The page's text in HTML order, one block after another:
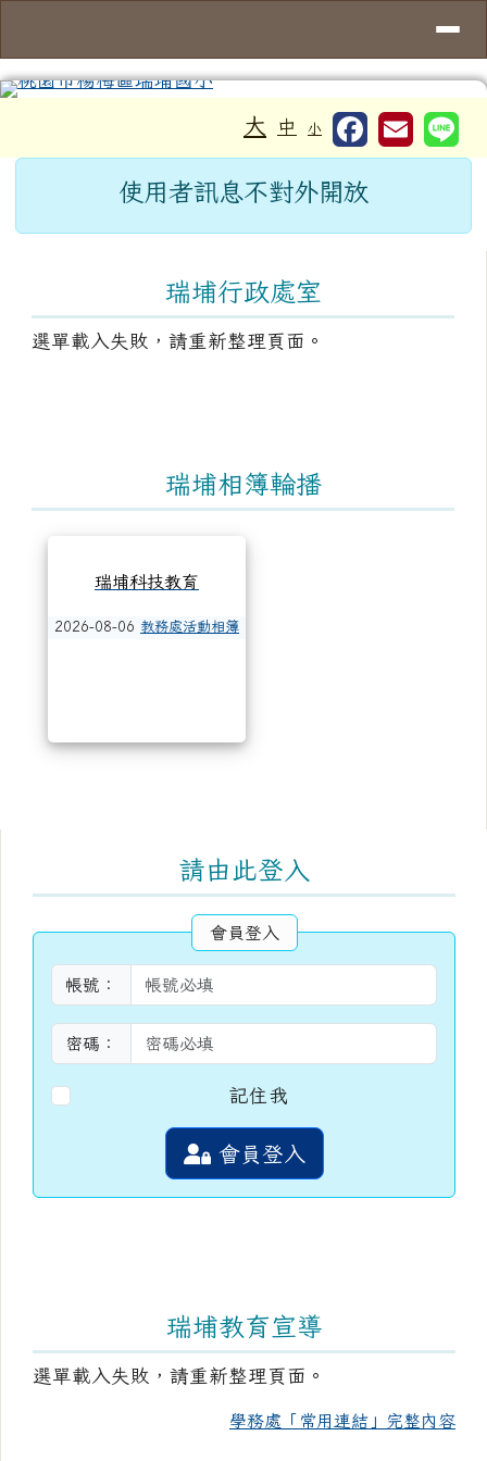
大 中 小
使用者訊息不對外開放
瑞埔行政處室
選單載入失敗，請重新整理頁面。
瑞埔相簿輪播
瑞埔科技教育
2026-08-06 教務處活動相簿
請由此登入
會員登入
帳號：
密碼：
記住我
會員登入
瑞埔教育宣導
選單載入失敗，請重新整理頁面。
學務處「常用連結」完整內容